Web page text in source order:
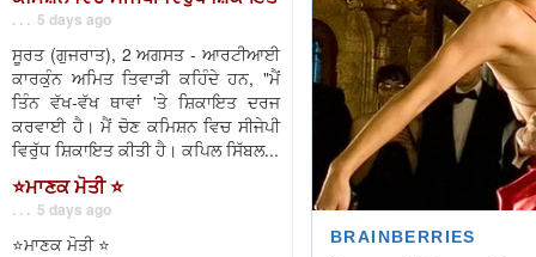
. . . 5 days ago
ਸੂਰਤ (ਗੁਜਰਾਤ), 2 ਅਗਸਤ - ਆਰਟੀਆਈ
ਕਾਰਕੁੰਨ ਅਮਿਤ ਤਿਵਾੜੀ ਕਹਿੰਦੇ ਹਨ, "ਮੈਂ
ਤਿੰਨ ਵੱਖ-ਵੱਖ ਥਾਵਾਂ 'ਤੇ ਸ਼ਿਕਾਇਤ ਦਰਜ
ਕਰਵਾਈ ਹੈ। ਮੈਂ ਚੋਣ ਕਮਿਸ਼ਨ ਵਿਚ ਸੀਜੇਪੀ
ਵਿਰੁੱਧ ਸ਼ਿਕਾਇਤ ਕੀਤੀ ਹੈ। ਕਪਿਲ ਸਿੱਬਲ...
⭐️ਮਾਣਕ ਮੋਤੀ ⭐️
. . . 5 days ago
⭐️ਮਾਣਕ ਮੋਤੀ ⭐️